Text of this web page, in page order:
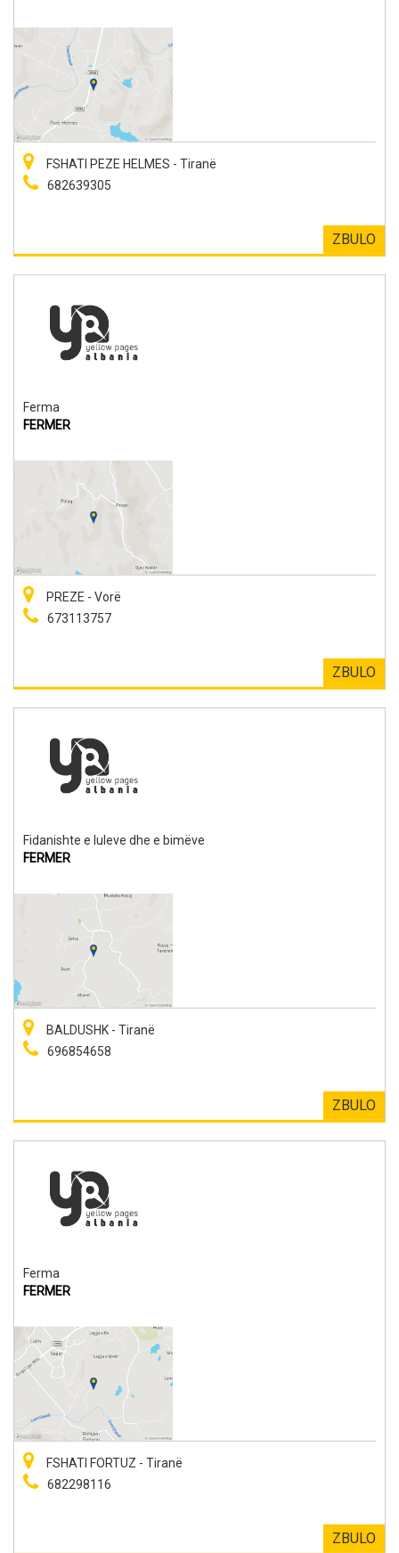
FSHATI PEZE HELMES - Tiranë
682639305
ZBULO
Ferma
FERMER
PREZE - Vorë
673113757
ZBULO
Fidanishte e luleve dhe e bimëve
FERMER
BALDUSHK - Tiranë
696854658
ZBULO
Ferma
FERMER
FSHATI FORTUZ - Tiranë
682298116
ZBULO